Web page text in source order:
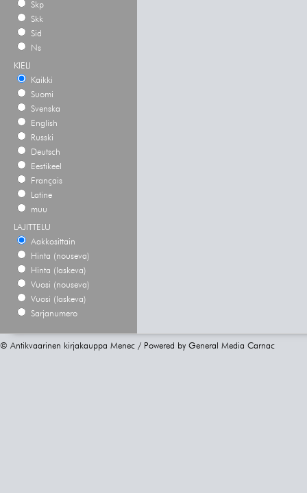
Skp
Skk
Sid
Ns
KIELI
Kaikki
Suomi
Svenska
English
Russki
Deutsch
Eestikeel
Français
Latine
muu
LAJITTELU
Aakkosittain
Hinta (nouseva)
Hinta (laskeva)
Vuosi (nouseva)
Vuosi (laskeva)
Sarjanumero
© Antikvaarinen kirjakauppa Menec / Powered by General Media Carnac